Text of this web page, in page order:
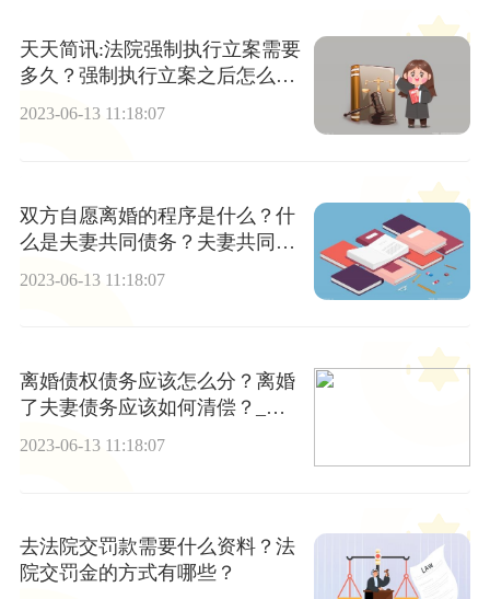
天天简讯:法院强制执行立案需要
多久？强制执行立案之后怎么
办？
2023-06-13 11:18:07
双方自愿离婚的程序是什么？什
么是夫妻共同债务？夫妻共同债
2023-06-13 11:18:07
离婚债权债务应该怎么分？离婚
了夫妻债务应该如何清偿？_环
球热文
2023-06-13 11:18:07
去法院交罚款需要什么资料？法
院交罚金的方式有哪些？